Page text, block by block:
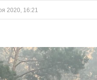
2020, 16:21